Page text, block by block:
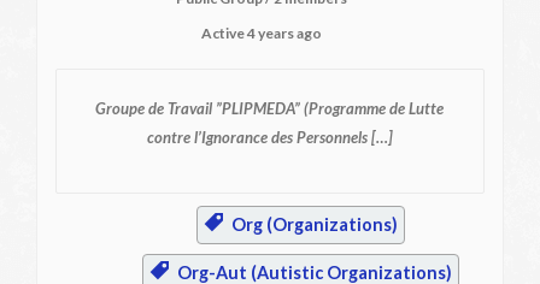
Active4 years ago
Groupe de Travail ”PLIPMEDA”(Programme de Lutte
contre l’Ignorance des Personnels […]
Org (Organizations)
Org-Aut (Autistic Organizations)